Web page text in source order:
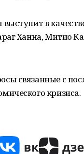
в
Ханна, Митио
связанные с
кризиса.